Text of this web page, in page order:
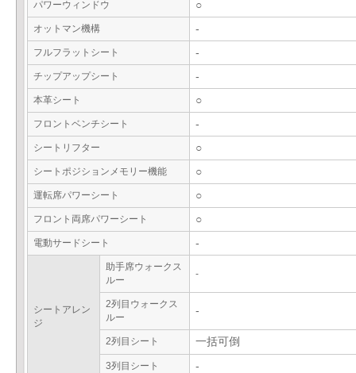
パワーウィンドウ ○
オットマン機構 -
フルフラットシート -
チップアップシート -
本革シート ○
フロントベンチシート -
シートリフター ○
シートポジションメモリー機能 ○
運転席パワーシート ○
フロント両席パワーシート ○
電動サードシート -
シートアレン
ジ
助手席ウォークス
ルー
-
2列目ウォークス
ルー
-
2列目シート 一括可倒
3列目シート -